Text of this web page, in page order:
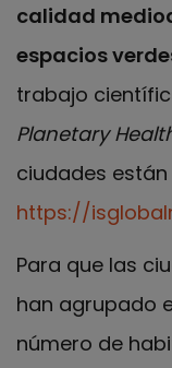
calidad
espacios
trabajo
Planetary
ciudades
https://
Para que las
han agrupado
número de